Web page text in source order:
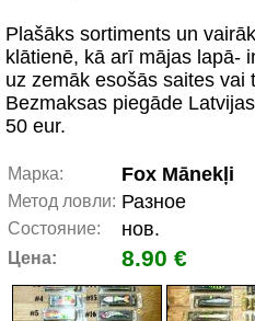
Plašāks sortiments un
klātienē, kā arī mājas lapā-
uz zemāk esošās saites vai
Bezmaksas piegāde
50 eur.
Марка: Fox Mānekļi
Метод ловли: Разное
Состояние: нов.
Цена: 8.90 €